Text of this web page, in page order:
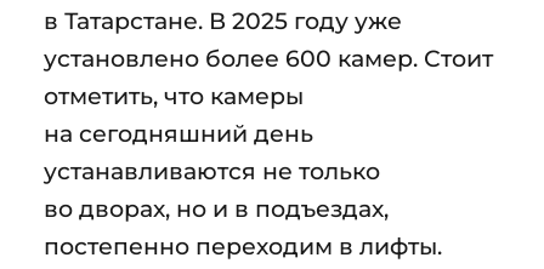
в Татарстане. В 2025 году уже
установлено более 600 камер. Стоит
отметить, что камеры
на сегодняшний день
устанавливаются не только
во дворах, но и в подъездах,
постепенно переходим в лифты.